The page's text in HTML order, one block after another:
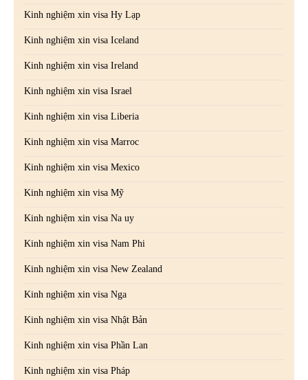
Kinh nghiệm xin visa Hy Lạp
Kinh nghiệm xin visa Iceland
Kinh nghiệm xin visa Ireland
Kinh nghiệm xin visa Israel
Kinh nghiệm xin visa Liberia
Kinh nghiệm xin visa Marroc
Kinh nghiệm xin visa Mexico
Kinh nghiệm xin visa Mỹ
Kinh nghiệm xin visa Na uy
Kinh nghiệm xin visa Nam Phi
Kinh nghiệm xin visa New Zealand
Kinh nghiệm xin visa Nga
Kinh nghiệm xin visa Nhật Bản
Kinh nghiệm xin visa Phần Lan
Kinh nghiệm xin visa Pháp